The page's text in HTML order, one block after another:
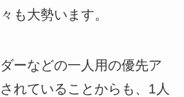
も大勢います。
ーなどの一人用の優先ア
れていることからも、1人